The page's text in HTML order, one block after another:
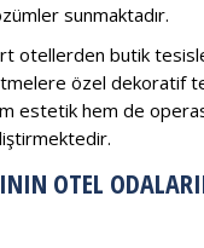
sunmaktadır.
otellerden butik
özel dekoratif
estetik hem de
OTEL